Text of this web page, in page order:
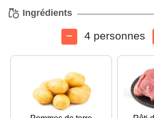
Ingrédients
4 personnes